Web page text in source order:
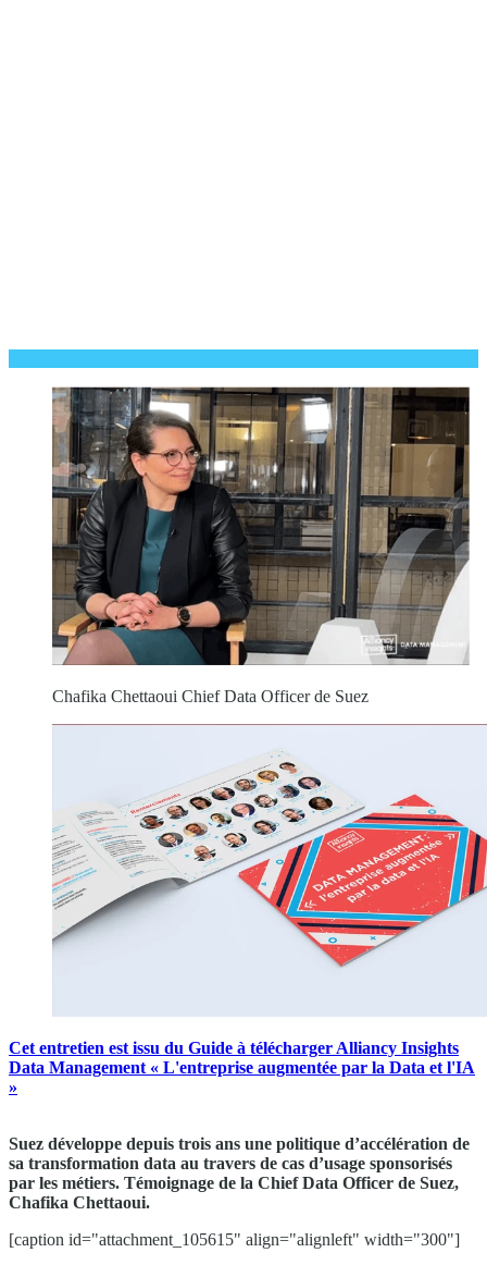
Chafika Chettaoui Chief Data Officer de Suez
Cet entretien est issu du Guide à télécharger Alliancy Insights
Data Management « L'entreprise augmentée par la Data et l'IA
»
Suez développe depuis trois ans une politique d’accélération de
sa transformation data au travers de cas d’usage sponsorisés
par les métiers. Témoignage de la Chief Data Officer de Suez,
Chafika Chettaoui.
[caption id="attachment_105615" align="alignleft" width="300"]